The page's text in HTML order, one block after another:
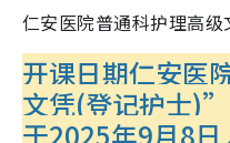
仁安医院普通科护理高
开课日期仁安医
文凭(登记护士
于2025年9月8日